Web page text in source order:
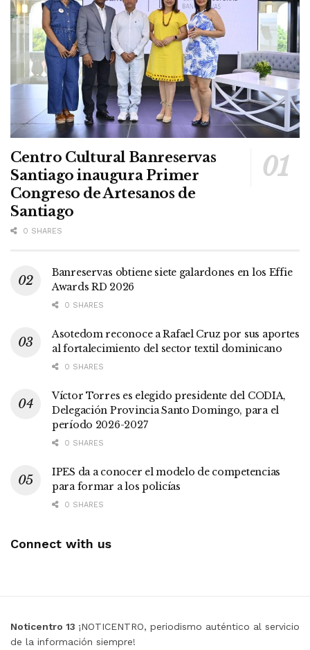
Centro Cultural Banreservas
Santiago inaugura Primer
Congreso de Artesanos de
Santiago
0 SHARES
Banreservas obtiene siete galardones en los Effie
Awards RD 2026
0 SHARES
Asotedom reconoce a Rafael Cruz por sus aportes
al fortalecimiento del sector textil dominicano
0 SHARES
Víctor Torres es elegido presidente del CODIA,
Delegación Provincia Santo Domingo, para el
período 2026-2027
0 SHARES
IPES da a conocer el modelo de competencias
para formar a los policías
0 SHARES
Connect with us
Noticentro 13 ¡NOTICENTRO, periodismo auténtico al servicio
de la información siempre!